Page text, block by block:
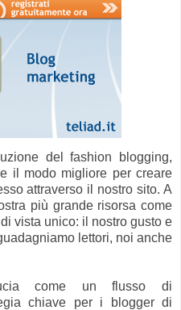
del fashion blogging,
il modo migliore per creare
attraverso il nostro sito. A
più grande risorsa come
vista unico: il nostro gusto e
lettori, noi anche
come un flusso di
chiave per i blogger di